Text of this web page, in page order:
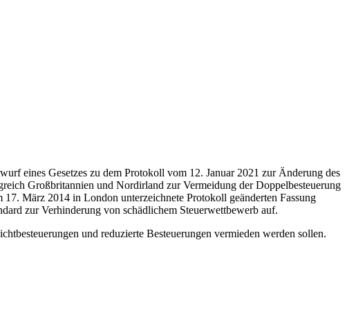
eines Gesetzes zu dem Protokoll vom 12. Januar 2021 zur Änderung des
Großbritannien und Nordirland zur Vermeidung der Doppelbesteuerung
März 2014 in London unterzeichnete Protokoll geänderten Fassung
zur Verhinderung von schädlichem Steuerwettbewerb auf.
und reduzierte Besteuerungen vermieden werden sollen.